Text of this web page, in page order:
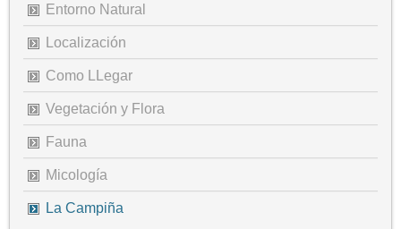
Entorno Natural
Localización
Como LLegar
Vegetación y Flora
Fauna
Micología
La Campiña